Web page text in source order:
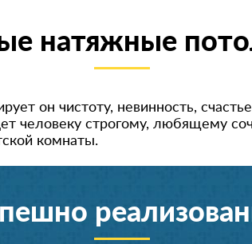
натяжные
он чистоту, невинность,
человеку строгому, любящему
комнаты.